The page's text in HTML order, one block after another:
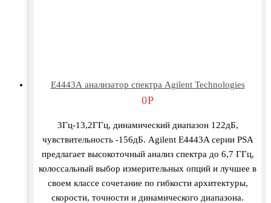
Е4443А анализатор спектра Agilent Technologies
0Р
3Гц-13,2ГГц, динамический диапазон 122дБ,
чувствительность -156дБ. Agilent E4443A серии PSA
предлагает высокоточный анализ спектра до 6,7 ГГц,
колоссальный выбор измерительных опций и лучшее в
своем классе сочетание по гибкости архитектуры,
скорости, точности и динамического диапазона.